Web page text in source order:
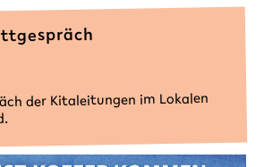
der Kitaleitungen im Lokalen